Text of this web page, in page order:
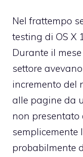
Nel frattempo
testing di OS X
Durante il
settore
incremento del
alle pagine da
non
semplicemente
probabilmente